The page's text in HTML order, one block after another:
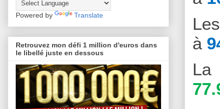
à
La
Powered by Translate
Retrouvez mon défi 1 million d'euros dans
le libellé juste en dessous